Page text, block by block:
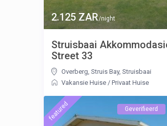
2.125 ZAR/night
Struisbaai
Street 33
Overberg, Struis Bay, Struisbaai
Vakansie Huise / Privaat Huise
featured Geverifieerd